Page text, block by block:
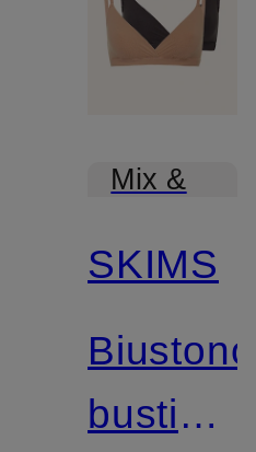
Mix &
SKIMS
bustier